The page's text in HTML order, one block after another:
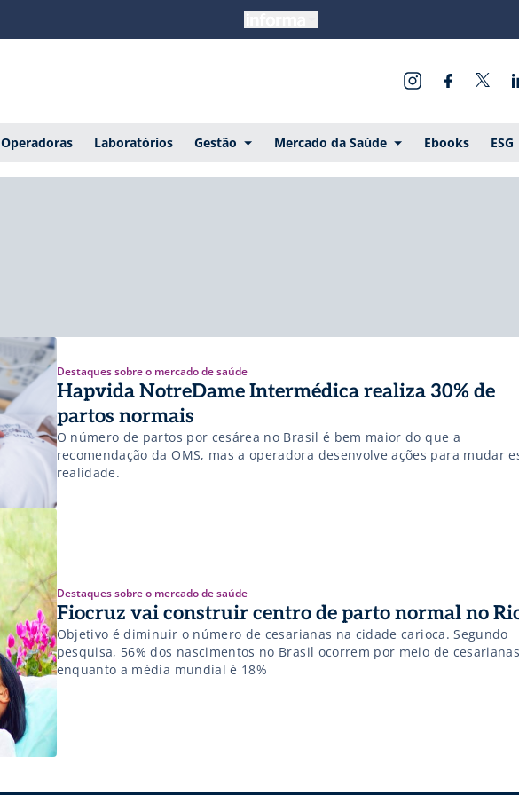
Operadoras Laboratórios Gestão Mercado da Saúde Ebooks ESG
Destaques sobre o mercado de saúde
Hapvida NotreDame Intermédica realiza 30% de
partos normais
O número de partos por cesárea no Brasil é bem maior do que a
recomendação da OMS, mas a operadora desenvolve ações para mudar
realidade.
Destaques sobre o mercado de saúde
Fiocruz vai construir centro de parto normal no
Objetivo é diminuir o número de cesarianas na cidade carioca. Segundo
pesquisa, 56% dos nascimentos no Brasil ocorrem por meio de
enquanto a média mundial é 18%